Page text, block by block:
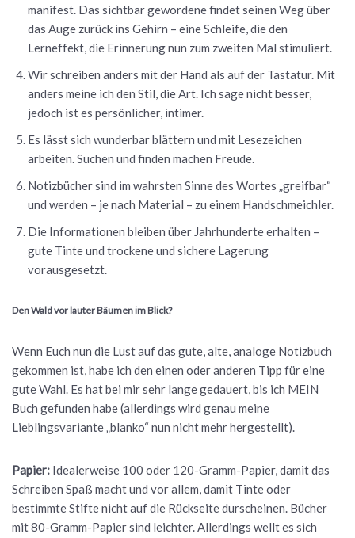
manifest. Das sichtbar gewordene findet seinen Weg über
das Auge zurück ins Gehirn – eine Schleife, die den
Lerneffekt, die Erinnerung nun zum zweiten Mal stimuliert.
Wir schreiben anders mit der Hand als auf der Tastatur. Mit
anders meine ich den Stil, die Art. Ich sage nicht besser,
jedoch ist es persönlicher, intimer.
Es lässt sich wunderbar blättern und mit Lesezeichen
arbeiten. Suchen und finden machen Freude.
Notizbücher sind im wahrsten Sinne des Wortes „greifbar“
und werden – je nach Material – zu einem Handschmeichler.
Die Informationen bleiben über Jahrhunderte erhalten –
gute Tinte und trockene und sichere Lagerung
vorausgesetzt.
Den Wald vor lauter Bäumen im Blick?
Wenn Euch nun die Lust auf das gute, alte, analoge Notizbuch
gekommen ist, habe ich den einen oder anderen Tipp für eine
gute Wahl. Es hat bei mir sehr lange gedauert, bis ich MEIN
Buch gefunden habe (allerdings wird genau meine
Lieblingsvariante „blanko“ nun nicht mehr hergestellt).
Papier: Idealerweise 100 oder 120-Gramm-Papier, damit das
Schreiben Spaß macht und vor allem, damit Tinte oder
bestimmte Stifte nicht auf die Rückseite durscheinen. Bücher
mit 80-Gramm-Papier sind leichter. Allerdings wellt es sich